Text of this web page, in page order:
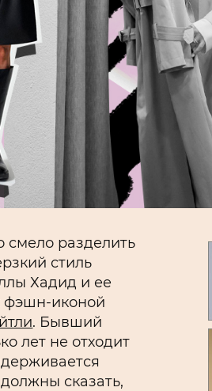
разделить
стиль
Хадид и ее
фэшн-иконой
. Бывший
лет не отходит
сказать,